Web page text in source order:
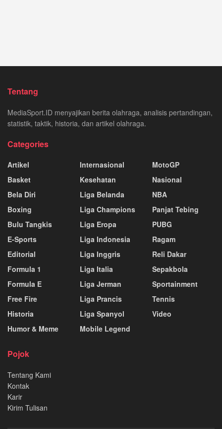
Tentang
MediaSport.ID menyajikan berita olahraga, analisis pertandingan,
statistik, taktik, historia, dan artikel olahraga.
Categories
Artikel
Basket
Bela Diri
Boxing
Bulu Tangkis
E-Sports
Editorial
Formula 1
Formula E
Free Fire
Historia
Humor & Meme
Internasional
Kesehatan
Liga Belanda
Liga Champions
Liga Eropa
Liga Indonesia
Liga Inggris
Liga Italia
Liga Jerman
Liga Prancis
Liga Spanyol
Mobile Legend
MotoGP
Nasional
NBA
Panjat Tebing
PUBG
Ragam
Reli Dakar
Sepakbola
Sportainment
Tennis
Video
Pojok
Tentang Kami
Kontak
Karir
Kirim Tulisan